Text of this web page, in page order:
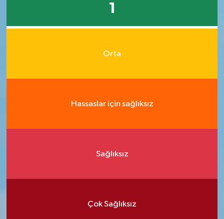
1
Orta
Hassaslar için sağlıksız
Sağlıksız
Çok Sağlıksız